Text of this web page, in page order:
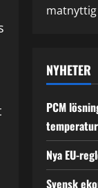
NYHETER
PCM
Nya EU-
Svensk